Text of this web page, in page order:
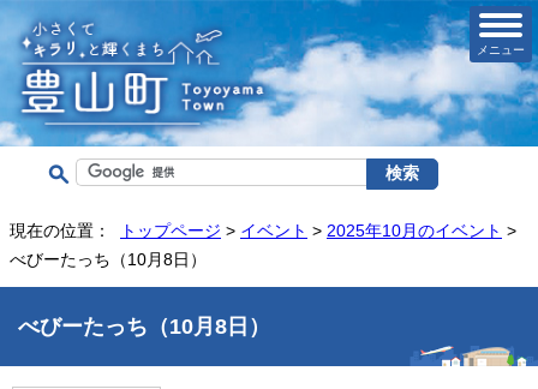
メニュー
現在の位置： トップページ > イベント > 2025年10月のイベント >
べびーたっち（10月8日）
べびーたっち（10月8日）